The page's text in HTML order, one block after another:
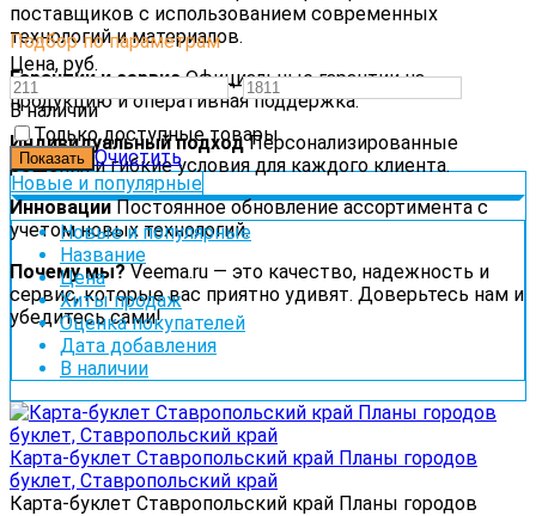
поставщиков с использованием современных
технологий и материалов.
Гарантии и сервисОфициальные гарантии на
продукцию и оперативная поддержка.
Индивидуальный подходПерсонализированные
решения и гибкие условия для каждого клиента.
ИнновацииПостоянное обновление ассортимента с
учетом новых технологий.
Почему мы?Veema.ru — это качество, надежность и
сервис, которые вас приятно удивят. Доверьтесь нам и
убедитесь сами!
Подбор по параметрам
Цена, руб.
—
В наличии
Только доступные товары
Очистить
Новые и популярные
Новые и популярные
Название
Цена
Хиты продаж
Оценка покупателей
Дата добавления
В наличии
Карта-буклет Ставропольский край Планы городов
буклет, Ставропольский край
Карта-буклет Ставропольский край Планы городов